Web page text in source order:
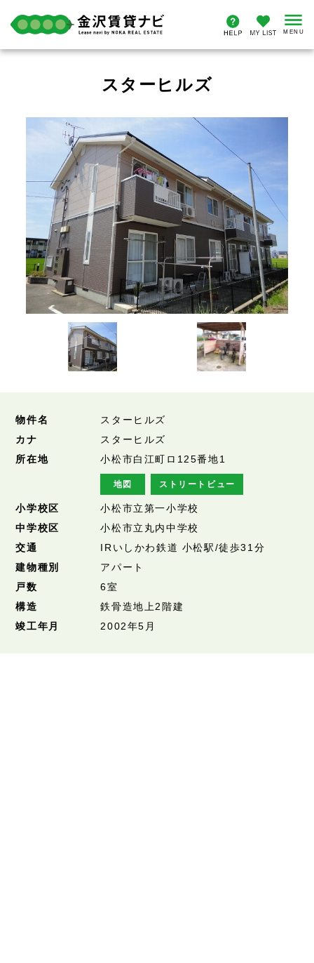
スターヒルズ
物件名
スターヒルズ
カナ
スターヒルズ
所在地
小松市白江町ロ125番地1
地図 ストリートビュー
小学校区
小松市立第一小学校
中学校区
小松市立丸内中学校
交通
IRいしかわ鉄道 小松駅/徒歩31分
建物種別
アパート
戸数
6室
構造
鉄骨造地上2階建
竣工年月
2002年5月